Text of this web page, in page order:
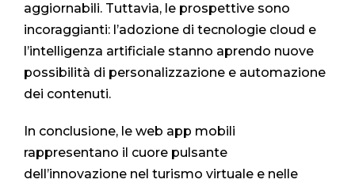
aggiornabili. Tuttavia, le prospettive sono
incoraggianti: l’adozione di tecnologie cloud e
l’intelligenza artificiale stanno aprendo nuove
possibilità di personalizzazione e automazione
dei contenuti.
In conclusione, le web app mobili
rappresentano il cuore pulsante
dell’innovazione nel turismo virtuale e nelle